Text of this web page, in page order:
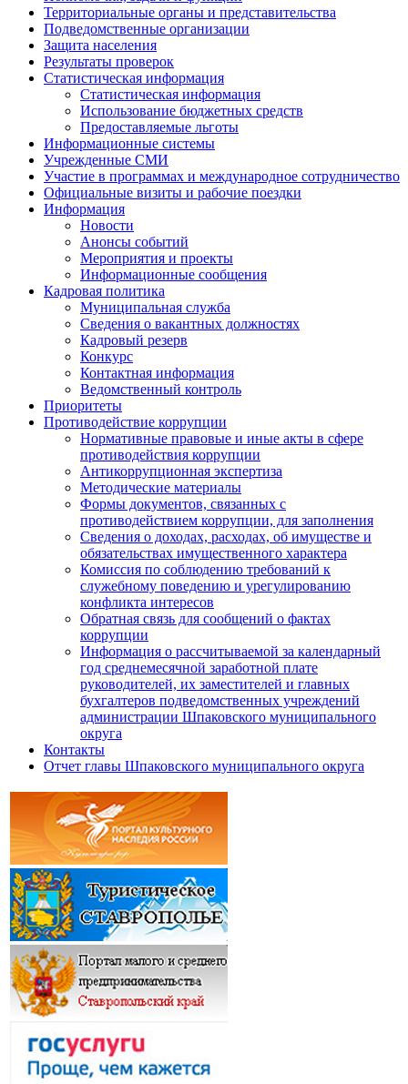
Территориальные органы и представительства
Подведомственные организации
Защита населения
Результаты проверок
Статистическая информация
Статистическая информация
Использование бюджетных средств
Предоставляемые льготы
Информационные системы
Учрежденные СМИ
Участие в программах и международное сотрудничество
Официальные визиты и рабочие поездки
Информация
Новости
Анонсы событий
Мероприятия и проекты
Информационные сообщения
Кадровая политика
Муниципальная служба
Сведения о вакантных должностях
Кадровый резерв
Конкурс
Контактная информация
Ведомственный контроль
Приоритеты
Противодействие коррупции
Нормативные правовые и иные акты в сфере
противодействия коррупции
Антикоррупционная экспертиза
Методические материалы
Формы документов, связанных с
противодействием коррупции, для заполнения
Сведения о доходах, расходах, об имуществе и
обязательствах имущественного характера
Комиссия по соблюдению требований к
служебному поведению и урегулированию
конфликта интересов
Обратная связь для сообщений о фактах
коррупции
Информация о рассчитываемой за календарный
год среднемесячной заработной плате
руководителей, их заместителей и главных
бухгалтеров подведомственных учреждений
администрации Шпаковского муниципального
округа
Контакты
Отчет главы Шпаковского муниципального округа